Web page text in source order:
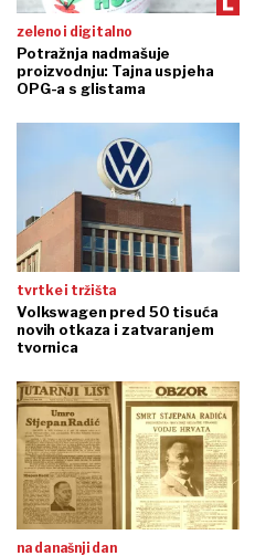
zeleno i digitalno
Potražnja nadmašuje
proizvodnju: Tajna uspjeha
OPG-a s glistama
tvrtke i tržišta
Volkswagen pred 50 tisuća
novih otkaza i zatvaranjem
tvornica
na današnji dan